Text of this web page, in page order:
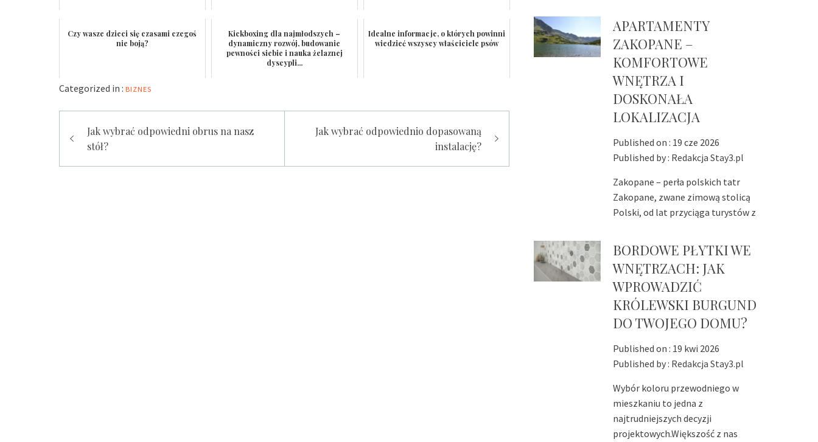
Czy wasze dzieci się czasami czegoś
nie boją?
Kickboxing dla najmłodszych –
dynamiczny rozwój, budowanie
pewności siebie i nauka żelaznej
dyscypli...
Idealne informacje, o których powinni
wiedzieć wszyscy właściciele psów
Categorized in : BIZNES
Nawigacja
wpisu
Jak wybrać odpowiedni obrus na nasz
stół?
Jak wybrać odpowiednio dopasowaną
instalację?
APARTAMENTY
ZAKOPANE –
KOMFORTOWE
WNĘTRZA I
DOSKONAŁA
LOKALIZACJA
Published on : 19 cze 2026
Published by : Redakcja Stay3.pl
Zakopane – perła polskich tatr
Zakopane, zwane zimową stolicą
Polski, od lat przyciąga turystów z
BORDOWE PŁYTKI WE
WNĘTRZACH: JAK
WPROWADZIĆ
KRÓLEWSKI BURGUND
DO TWOJEGO DOMU?
Published on : 19 kwi 2026
Published by : Redakcja Stay3.pl
Wybór koloru przewodniego w
mieszkaniu to jedna z
najtrudniejszych decyzji
projektowych.Większość z nas